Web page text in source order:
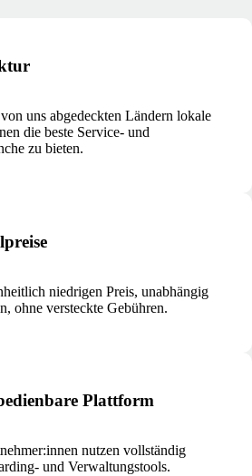
uns abgedeckten Ländern lokale
die beste Service- und
zu bieten.
niedrigen Preis, unabhängig
ohne versteckte Gebühren.
Plattform
nutzen vollständig
und Verwaltungstools.